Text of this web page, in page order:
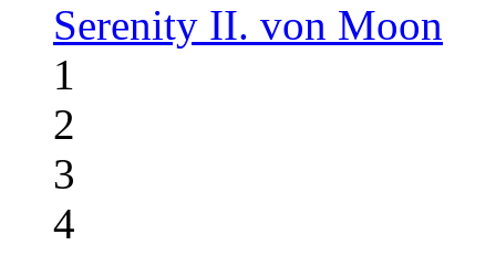
Serenity II. von Moon
1
2
3
4